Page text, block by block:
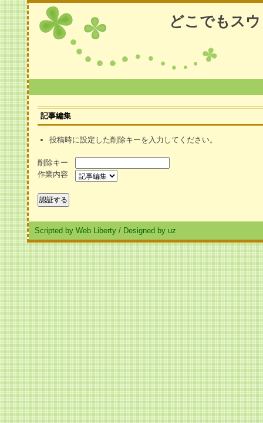
どこでもス
記事編集
投稿時に設定した削除キーを入力してください。
削除キー
作業内容
Scripted by Web Liberty / Designed by uz